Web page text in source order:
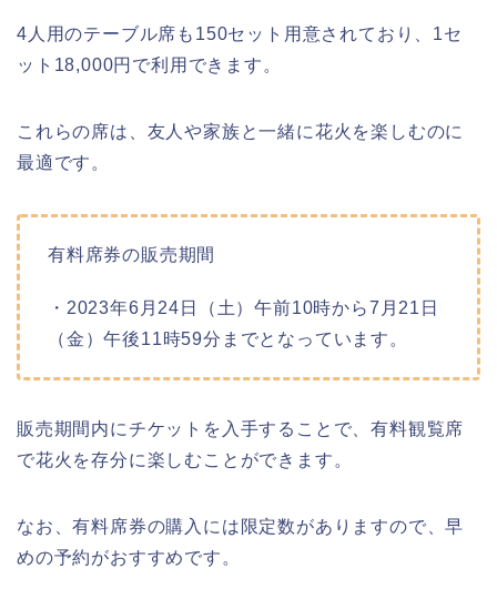
4人用のテーブル席も150セット用意されており、1セ
ット18,000円で利用できます。
これらの席は、友人や家族と一緒に花火を楽しむのに
最適です。
有料席券の販売期間
・2023年6月24日（土）午前10時から7月21日
（金）午後11時59分までとなっています。
販売期間内にチケットを入手することで、有料観覧席
で花火を存分に楽しむことができます。
なお、有料席券の購入には限定数がありますので、早
めの予約がおすすめです。